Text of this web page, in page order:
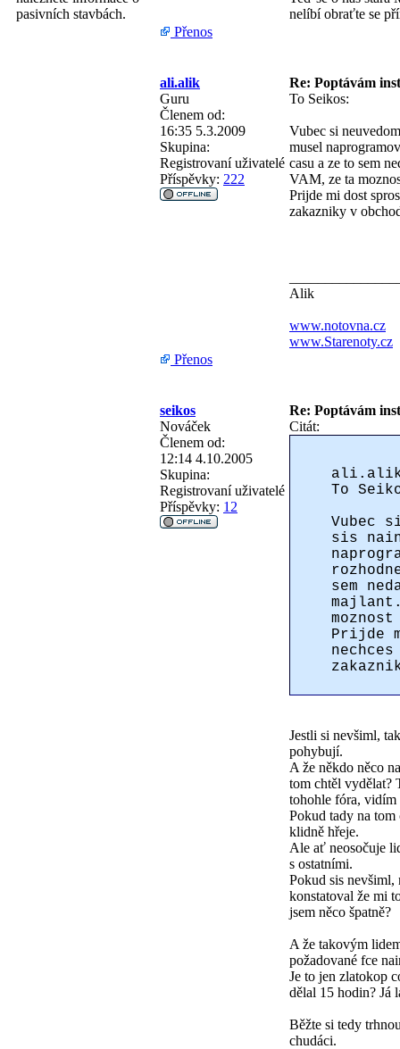
pasivních stavbách.
nelíbí obraťte se
Přenos
ali.alik
Re: Poptávám
Guru
Členem od:
16:35 5.3.2009
Skupina:
Registrovaní uživatelé
Příspěvky: 222
To Seikos:
Vubec si
musel
casu a ze to sem
VAM, ze ta
Prijde mi dost
zakazniky v
Alik
www.notovna.cz
www.Starenoty.cz
Přenos
seikos
Re: Poptávám
Nováček
Členem od:
12:14 4.10.2005
Skupina:
Registrovaní uživatelé
Příspěvky: 12
Citát:
ali.alik
To
Vubec
sis
sem
Prijde
Jestli si nevšiml,
pohybují.
A že někdo něco
tom chtěl vydělat?
tohohle fóra, vidím
Pokud tady na
klidně hřeje.
Ale ať neosočuje
s ostatními.
Pokud sis nevšiml,
konstatoval že mi
jsem něco špatně?
A že takovým
požadované fce
Je to jen zlatokop
dělal 15 hodin? Já
Běžte si tedy
chudáci.